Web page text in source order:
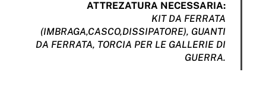
ATTREZATURA NECESSARIA:
KIT DA FERRATA
(IMBRAGA,CASCO,DISSIPATORE), GUANTI
DA FERRATA, TORCIA PER LE GALLERIE DI
GUERRA.